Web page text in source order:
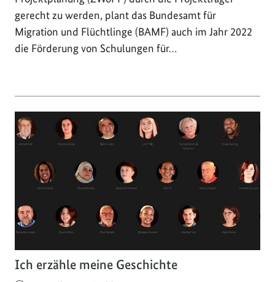
gerecht zu werden, plant das Bundesamt für
Migration und Flüchtlinge (BAMF) auch im Jahr 2022
die Förderung von Schulungen für…
Ich erzähle meine Geschichte